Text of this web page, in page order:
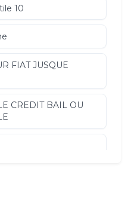
10
FIAT JUSQUE
CREDIT BAIL OU